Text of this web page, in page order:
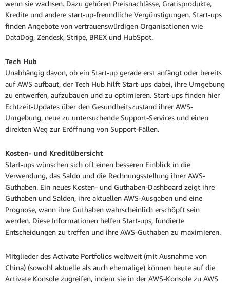
wenn sie wachsen. Dazu gehören Preisnachlässe, Gratisprodukte,
Kredite und andere start-up-freundliche Vergünstigungen. Start-ups
finden Angebote von vertrauenswürdigen Organisationen wie
DataDog, Zendesk, Stripe, BREX und HubSpot.
Tech Hub
Unabhängig davon, ob ein Start-up gerade erst anfängt oder bereits
auf AWS aufbaut, der Tech Hub hilft Start-ups dabei, ihre Umgebung
zu entwerfen, aufzubauen und zu optimieren. Start-ups finden hier
Echtzeit-Updates über den Gesundheitszustand ihrer AWS-
Umgebung, neue zu untersuchende Support-Services und einen
direkten Weg zur Eröffnung von Support-Fällen.
Kosten- und Kreditübersicht
Start-ups wünschen sich oft einen besseren Einblick in die
Verwendung, das Saldo und die Rechnungsstellung ihrer AWS-
Guthaben. Ein neues Kosten- und Guthaben-Dashboard zeigt ihre
Guthaben und Salden, ihre aktuellen AWS-Ausgaben und eine
Prognose, wann ihre Guthaben wahrscheinlich erschöpft sein
werden. Diese Informationen helfen Start-ups, fundierte
Entscheidungen zu treffen und ihre AWS-Guthaben zu maximieren.
Mitglieder des Activate Portfolios weltweit (mit Ausnahme von
China) (sowohl aktuelle als auch ehemalige) können heute auf die
Activate Konsole zugreifen, indem sie in der AWS-Konsole zu AWS